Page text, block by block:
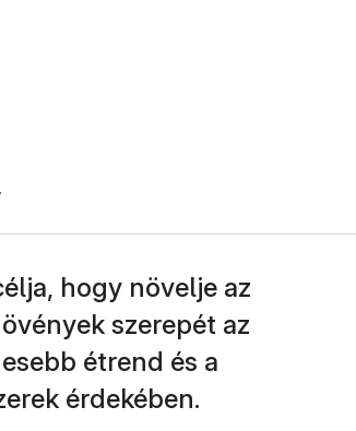
hogy növelje az
szerepét az
étrend és a
érdekében.